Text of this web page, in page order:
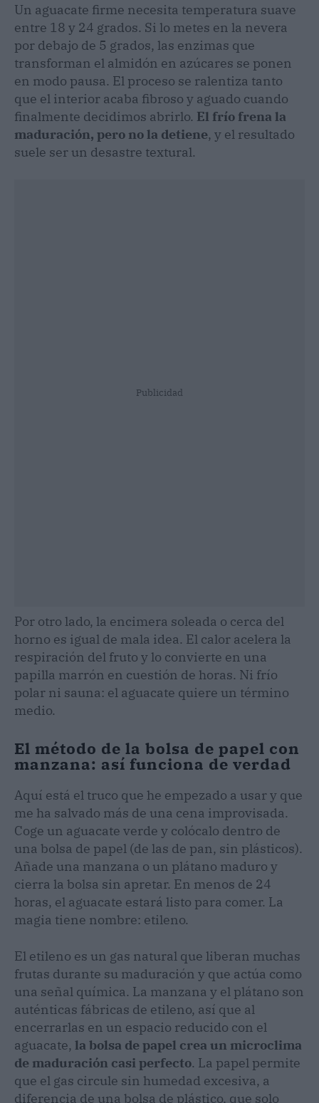
Un aguacate firme necesita temperatura suave
entre 18 y 24 grados. Si lo metes en la nevera
por debajo de 5 grados, las enzimas que
transforman el almidón en azúcares se ponen
en modo pausa. El proceso se ralentiza tanto
que el interior acaba fibroso y aguado cuando
finalmente decidimos abrirlo. El frío frena la
maduración, pero no la detiene, y el resultado
suele ser un desastre textural.
Publicidad
Por otro lado, la encimera soleada o cerca del
horno es igual de mala idea. El calor acelera la
respiración del fruto y lo convierte en una
papilla marrón en cuestión de horas. Ni frío
polar ni sauna: el aguacate quiere un término
medio.
El método de la bolsa de papel con
manzana: así funciona de verdad
Aquí está el truco que he empezado a usar y que
me ha salvado más de una cena improvisada.
Coge un aguacate verde y colócalo dentro de
una bolsa de papel (de las de pan, sin plásticos).
Añade una manzana o un plátano maduro y
cierra la bolsa sin apretar. En menos de 24
horas, el aguacate estará listo para comer. La
magia tiene nombre: etileno.
El etileno es un gas natural que liberan muchas
frutas durante su maduración y que actúa como
una señal química. La manzana y el plátano son
auténticas fábricas de etileno, así que al
encerrarlas en un espacio reducido con el
aguacate, la bolsa de papel crea un microclima
de maduración casi perfecto. La papel permite
que el gas circule sin humedad excesiva, a
diferencia de una bolsa de plástico, que solo